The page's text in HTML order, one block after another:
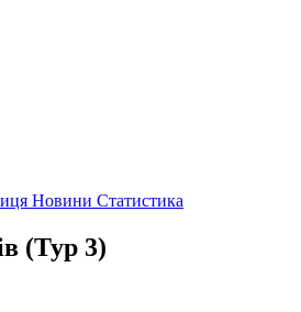
Новини Статистика
(Тур 3)